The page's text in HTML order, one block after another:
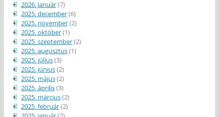
2026. január(7)
2025. december(6)
2025. november(2)
2025. október(1)
2025. szeptember(2)
2025. augusztus(1)
2025. július(3)
2025. június(2)
2025. május(2)
2025. április(3)
2025. március(2)
2025. február(2)